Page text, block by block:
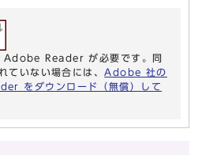
Adobe Reader が必要です。同
ていない場合には、 Adobe 社の
をダウンロード（無償）して